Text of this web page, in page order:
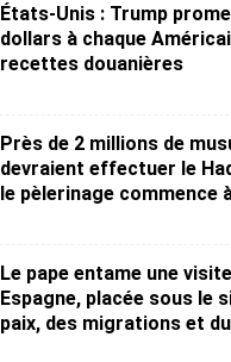
États-Unis : Trump
dollars à chaque
recettes douanières
Près de 2 millions de
devraient effectuer le
le pèlerinage commence
Le pape entame une
Espagne, placée sous le
paix, des migrations et